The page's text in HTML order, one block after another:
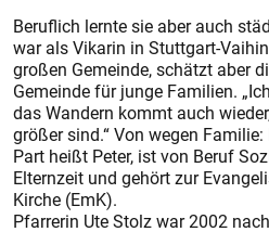
Beruflich lernte sie aber auch
war als Vikarin in Stuttgart-
großen Gemeinde, schätzt aber
Gemeinde für junge Familien.
das Wandern kommt auch
größer sind.“ Von wegen
Part heißt Peter, ist von Beruf
Elternzeit und gehört zur
Kirche (EmK).
Pfarrerin Ute Stolz war 2002